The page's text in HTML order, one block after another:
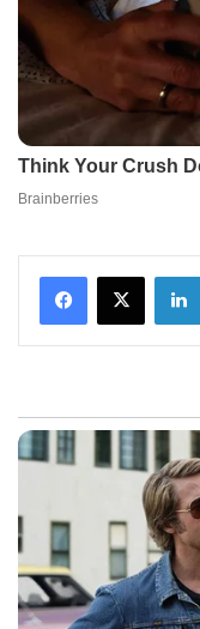
Facebook
X